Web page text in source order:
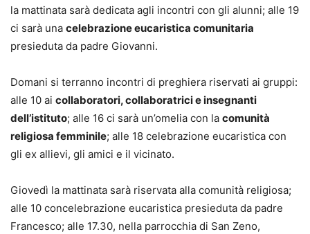
la mattinata sarà dedicata agli incontri con gli alunni; alle 19
ci sarà una celebrazione eucaristica comunitaria
presieduta da padre Giovanni.
Domani si terranno incontri di preghiera riservati ai gruppi:
alle 10 ai collaboratori, collaboratrici e insegnanti
dell’istituto; alle 16 ci sarà un’omelia con la comunità
religiosa femminile; alle 18 celebrazione eucaristica con
gli ex allievi, gli amici e il vicinato.
Giovedì la mattinata sarà riservata alla comunità religiosa;
alle 10 concelebrazione eucaristica presieduta da padre
Francesco; alle 17.30, nella parrocchia di San Zeno,